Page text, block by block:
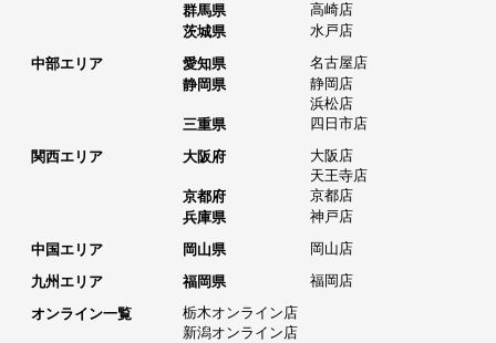
群馬県
高崎店
茨城県
水戸店
中部エリア
愛知県
名古屋店
静岡県
静岡店
浜松店
三重県
四日市店
関西エリア
大阪府
大阪店
天王寺店
京都府
京都店
兵庫県
神戸店
中国エリア
岡山県
岡山店
九州エリア
福岡県
福岡店
オンライン一覧
栃木オンライン店
新潟オンライン店